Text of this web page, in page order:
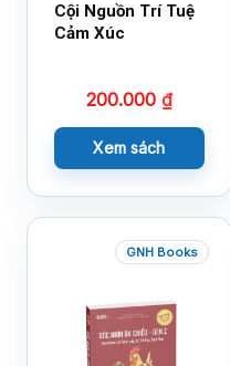
Cội Nguồn Trí Tuệ
Cảm Xúc
200.000 ₫
Xem sách
GNH Books